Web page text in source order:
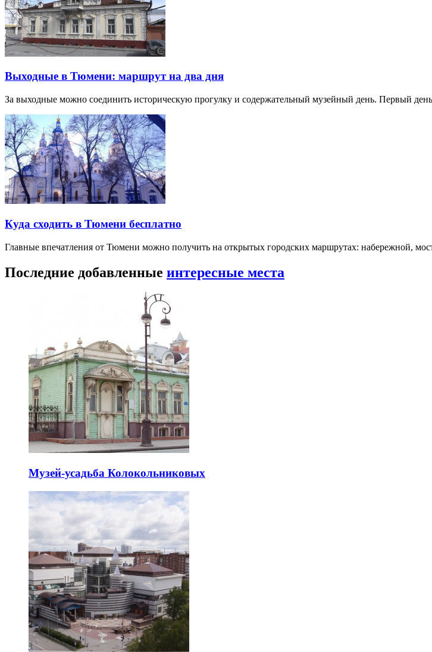
Выходные в Тюмени: маршрут на два дня
За выходные можно соединить историческую прогулку и содержательный музейный день. Первый
Куда сходить в Тюмени бесплатно
Главные впечатления от Тюмени можно получить на открытых городских маршрутах: набережной,
Последние добавленные интересные места
Музей-усадьба Колокольниковых